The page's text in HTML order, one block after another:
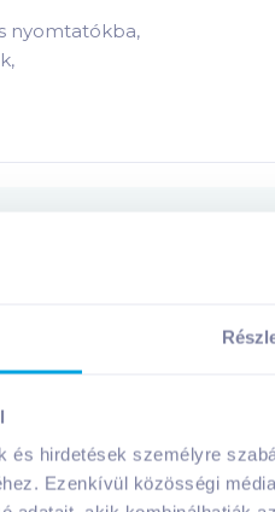
és hirdetések személyre
Ezenkívül közösségi
nyomtatókba,